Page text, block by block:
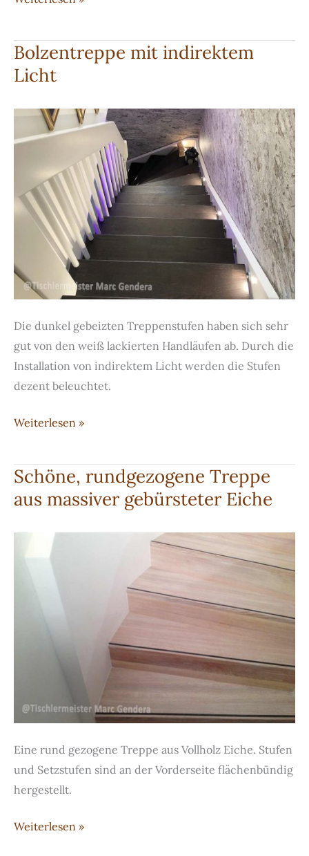
lackiertem
Vollholz
Bolzentreppe mit indirektem
Licht
Die dunkel gebeizten Treppenstufen haben sich sehr
gut von den weiß lackierten Handläufen ab. Durch die
Installation von indirektem Licht werden die Stufen
dezent beleuchtet.
Bolzentreppe
indirektem
Licht
Weiterlesen »
Schöne, rundgezogene Treppe
aus massiver gebürsteter Eiche
Eine rund gezogene Treppe aus Vollholz Eiche. Stufen
und Setzstufen sind an der Vorderseite flächenbündig
hergestellt.
Schöne,
Weiterlesen »